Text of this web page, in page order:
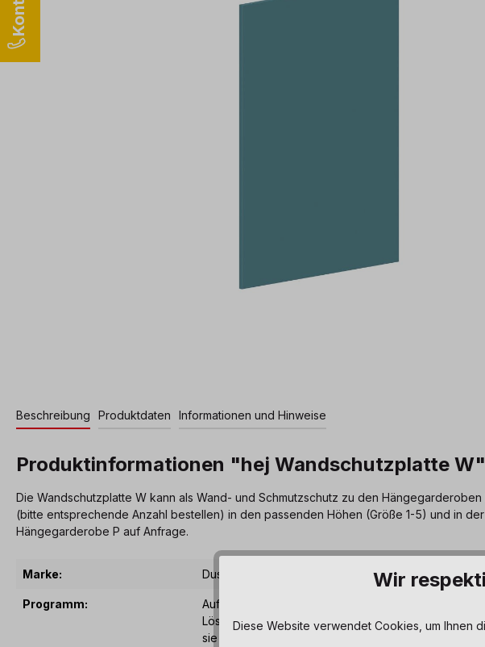
Beschreibung Produktdaten Informationen und Hinweise
Produktinformationen "hej Wandschutzplatte W"
Die Wandschutzplatte W kann als Wand- und Schmutzschutz zu den
(bitte entsprechende Anzahl bestellen) in den passenden Höhen (Größe 1-5) und in
Hängegarderobe P auf Anfrage.
Marke: Dusyma
Programm:
Auf der Suche nach viel Stauraum oder einer
Lösung haben wir die passende Garderobenlösung.
sie sich in Farbe, Höhe, Tiefe, Fachbreite und der
Wir
Diese Website verwendet Cookies, um Ihnen